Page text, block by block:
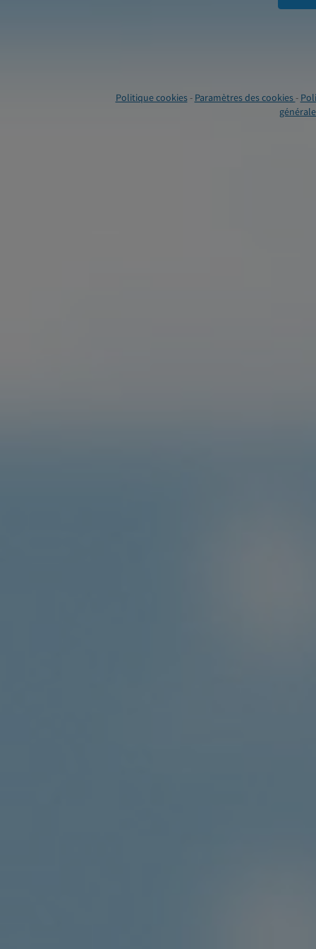
Politique cookies- Paramètres des cookies-